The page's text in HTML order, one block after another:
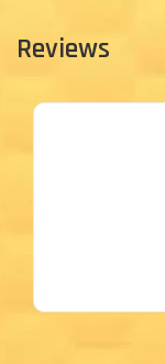
Reviews